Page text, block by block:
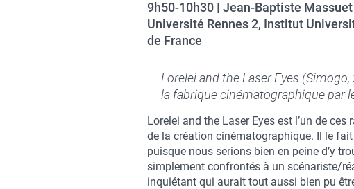
9h50-10h30 | Jean-Baptiste
Université Rennes 2, Institut
de France
Lorelei and the Laser Eyes
la fabrique cinématographique par
Lorelei and the Laser Eyes est l’un de
de la création cinématographique. Il le
puisque nous serions bien en peine d’y
simplement confrontés à un scénariste/
inquiétant qui aurait tout aussi bien pu